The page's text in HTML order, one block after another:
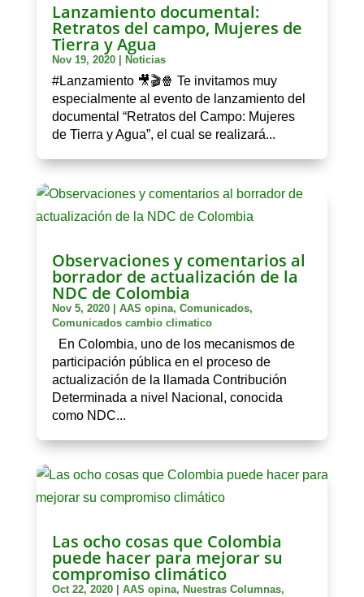
Lanzamiento documental:
Retratos del campo, Mujeres de
Tierra y Agua
Nov 19, 2020| Noticias
#Lanzamiento 🎥🎬🍿 Te invitamos muy
especialmente al evento de lanzamiento del
documental “Retratos del Campo: Mujeres
de Tierra y Agua”, el cual se realizará...
Observaciones y comentarios al
borrador de actualización de la
NDC de Colombia
Nov 5, 2020| AAS opina, Comunicados,
Comunicados cambio climatico
En Colombia, uno de los mecanismos de
participación pública en el proceso de
actualización de la llamada Contribución
Determinada a nivel Nacional, conocida
como NDC...
Las ocho cosas que Colombia
puede hacer para mejorar su
compromiso climático
Oct 22, 2020| AAS opina, Nuestras Columnas,